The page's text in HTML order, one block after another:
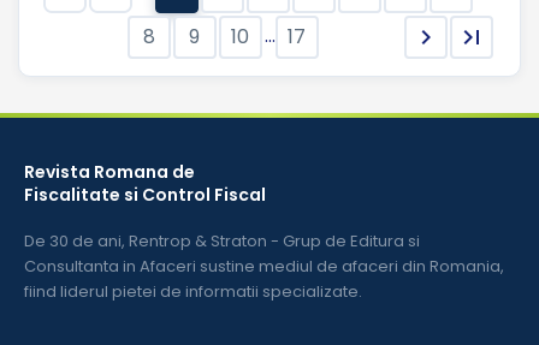
8
9 10 ... 17 

Revista Romana de
Fiscalitate si Control Fiscal
De 30 de ani, Rentrop & Straton - Grup de Editura si
Consultanta in Afaceri sustine mediul de afaceri din Romania,
fiind liderul pietei de informatii specializate.